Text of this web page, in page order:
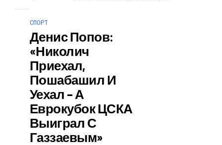
СПОРТ
Денис Попов:
«Николич
Приехал,
Пошабашил И
Уехал – А
Еврокубок ЦСКА
Выиграл С
Газзаевым»